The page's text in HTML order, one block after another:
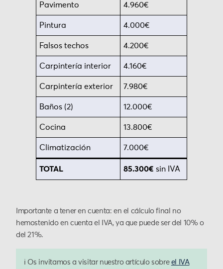
Pavimento 4.960€
Pintura 4.000€
Falsos techos 4.200€
Carpintería interior 4.160€
Carpintería exterior 7.980€
Baños (2) 12.000€
Cocina 13.800€
Climatización 7.000€
TOTAL 85.300€ sin IVA
Importante a tener en cuenta: en el cálculo final no
hemostenido en cuenta el IVA, ya que puede ser del 10% o
del 21%.
ℹ️ Os invitamos a visitar nuestro artículo sobre el IVA